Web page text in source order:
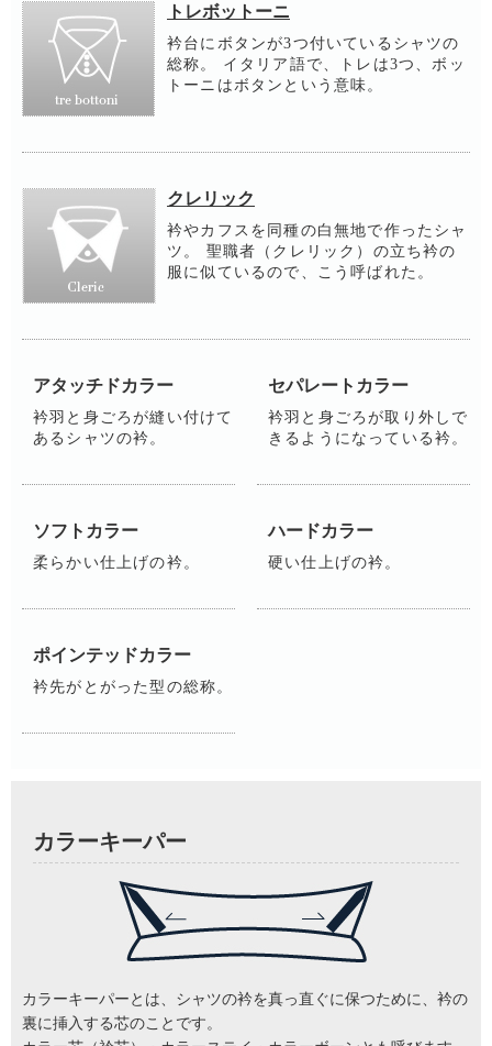
トレボットーニ
衿台にボタンが3つ付いているシャツの
総称。 イタリア語で、トレは3つ、ボッ
トーニはボタンという意味。
クレリック
衿やカフスを同種の白無地で作ったシャ
ツ。 聖職者（クレリック）の立ち衿の
服に似ているので、こう呼ばれた。
アタッチドカラー
衿羽と身ごろが縫い付けて
あるシャツの衿。
セパレートカラー
衿羽と身ごろが取り外しで
きるようになっている衿。
ソフトカラー
柔らかい仕上げの衿。
ハードカラー
硬い仕上げの衿。
ポインテッドカラー
衿先がとがった型の総称。
カラーキーパー
カラーキーパーとは、シャツの衿を真っ直ぐに保つために、衿の
裏に挿入する芯のことです。